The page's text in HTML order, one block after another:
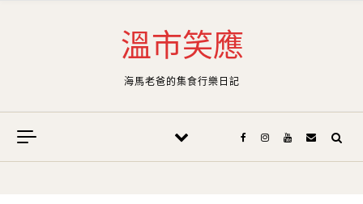
溫市笑應
海馬老爸的集食行樂日記